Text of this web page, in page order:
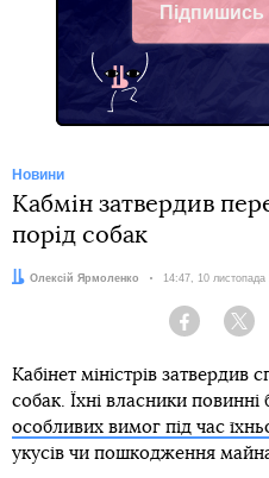
Telegram
Новини
Кабмін затвердив
порід собак
Автор:
Олексій Ярмоленко Дата:
14:47, 10 листопада
Facebook
Кабінет міністрів затвердив
собак. Їхні власники
особливих вимог під час
укусів чи пошкодження